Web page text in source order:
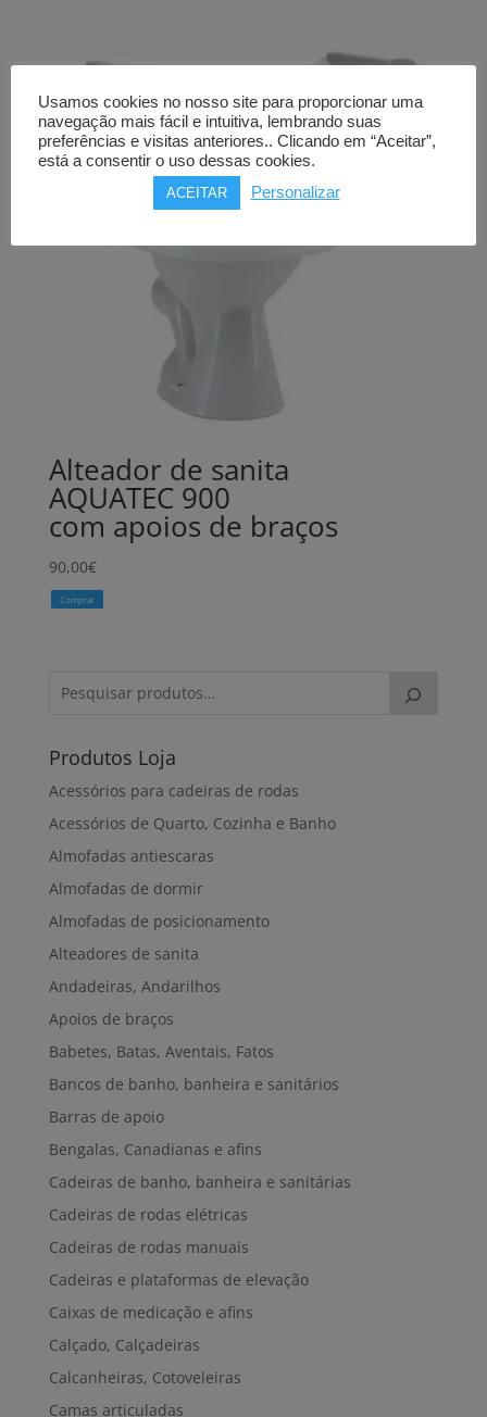
Alteador de sanita
AQUATEC 900
com apoios de braços
90,00€
Comprar
Produtos Loja
Acessórios para cadeiras de rodas
Acessórios de Quarto, Cozinha e Banho
Almofadas antiescaras
Almofadas de dormir
Almofadas de posicionamento
Alteadores de sanita
Andadeiras, Andarilhos
Apoios de braços
Babetes, Batas, Aventais, Fatos
Bancos de banho, banheira e sanitários
Barras de apoio
Bengalas, Canadianas e afins
Cadeiras de banho, banheira e sanitárias
Cadeiras de rodas elétricas
Cadeiras de rodas manuais
Cadeiras e plataformas de elevação
Caixas de medicação e afins
Calçado, Calçadeiras
Calcanheiras, Cotoveleiras
Camas articuladas
Usamos cookies no nosso site para proporcionar uma
navegação mais fácil e intuitiva, lembrando suas
preferências e visitas anteriores.. Clicando em “Aceitar”,
está a consentir o uso dessas cookies.
ACEITAR Personalizar